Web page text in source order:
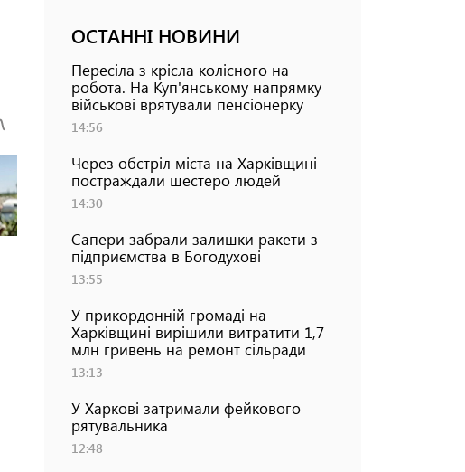
ОСТАННІ НОВИНИ
Пересіла з крісла колісного на
робота. На Куп'янському напрямку
військові врятували пенсіонерку
14:56
Через обстріл міста на Харківщині
постраждали шестеро людей
14:30
Сапери забрали залишки ракети з
підприємства в Богодухові
13:55
У прикордонній громаді на
Харківщині вирішили витратити 1,7
млн гривень на ремонт сільради
13:13
У Харкові затримали фейкового
рятувальника
12:48